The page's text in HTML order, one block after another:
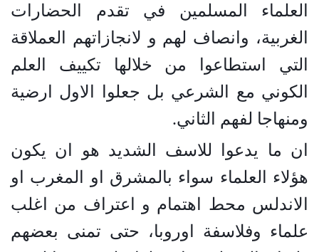
العلماء المسلمين في تقدم الحضارات
الغربية، وانصاف لهم و لانجازاتهم العملاقة
التي استطاعوا من خلالها تكييف العلم
الكوني مع الشرعي بل جعلوا الاول ارضية
ومنهاجا لفهم الثاني.
ان ما يدعوا للاسف الشديد هو ان يكون
هؤلاء العلماء سواء بالمشرق او المغرب او
الاندلس محط اهتمام و اعتراف من اغلب
علماء وفلاسفة اوروبا، حتى تمنى بعضهم